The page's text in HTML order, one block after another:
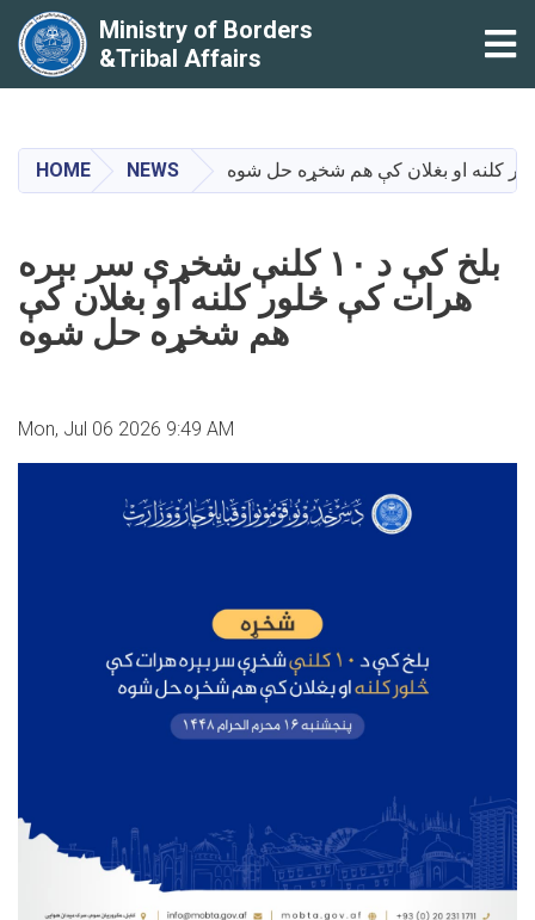
main
content
Ministry of Borders
&Tribal Affairs
HOME NEWS
بلخ کې د ۱۰ کلنې شخړې سر بېره
هرات کې څلور کلنه او بغلان کې
هم شخړه حل شوه
Mon, Jul 06 2026 9:49 AM